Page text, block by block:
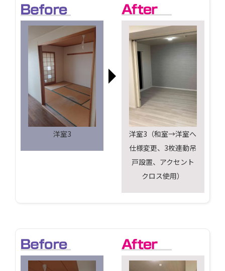
洋室3
洋室3（和室→洋室へ
仕様変更、3枚連動吊
戸設置、アクセント
クロス使用）